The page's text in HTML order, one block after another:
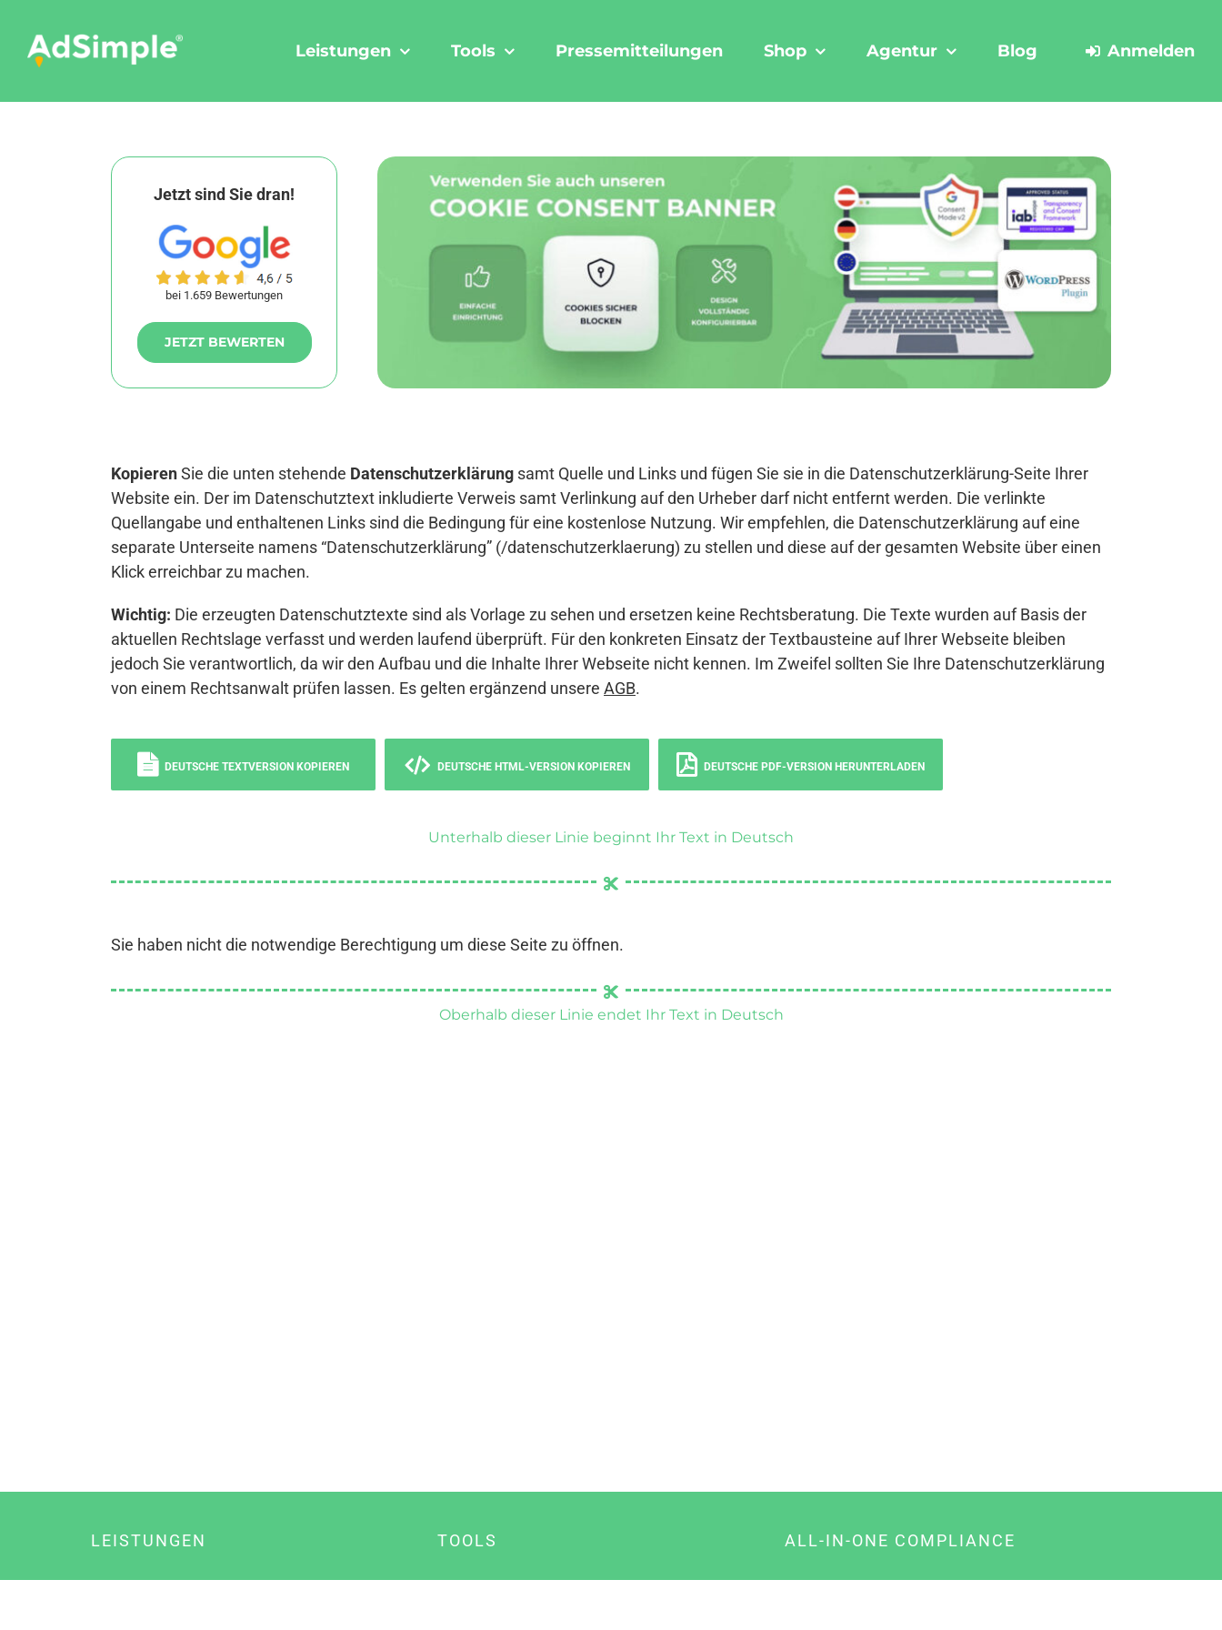
content
Leistungen Tools Pressemitteilungen Shop Agentur Blog Anmelden
Jetzt sind Sie dran!
bei 1.659 Bewertungen
JETZT BEWERTEN
KopierenSie die unten stehende Datenschutzerklärung samt Quelle und Links und fügen Sie sie in die Datenschutzerklärung-Seite Ihrer
Website ein. Der im Datenschutztext inkludierte Verweis samt Verlinkung auf den Urheber darf nicht entfernt werden. Die verlinkte
Quellangabe und enthaltenen Links sind die Bedingung für eine kostenlose Nutzung. Wir empfehlen, die Datenschutzerklärung auf eine
separate Unterseite namens “Datenschutzerklärung” (/datenschutzerklaerung) zu stellen und diese auf der gesamten Website über einen
Klick erreichbar zu machen.
Wichtig: Die erzeugten Datenschutztexte sind als Vorlage zu sehen und ersetzen keine Rechtsberatung. Die Texte wurden auf Basis der
aktuellen Rechtslage verfasst und werden laufend überprüft. Für den konkreten Einsatz der Textbausteine auf Ihrer Webseite bleiben
jedoch Sie verantwortlich, da wir den Aufbau und die Inhalte Ihrer Webseite nicht kennen. Im Zweifel sollten Sie Ihre Datenschutzerklärung
von einem Rechtsanwalt prüfen lassen. Es gelten ergänzend unsere AGB.
DEUTSCHE TEXTVERSION KOPIEREN DEUTSCHE HTML-VERSION KOPIEREN DEUTSCHE PDF-VERSION HERUNTERLADEN
Unterhalb dieser Linie beginnt Ihr Text in Deutsch
Sie haben nicht die notwendige Berechtigung um diese Seite zu öffnen.
Oberhalb dieser Linie endet Ihr Text in Deutsch
LEISTUNGEN TOOLS ALL-IN-ONE COMPLIANCE